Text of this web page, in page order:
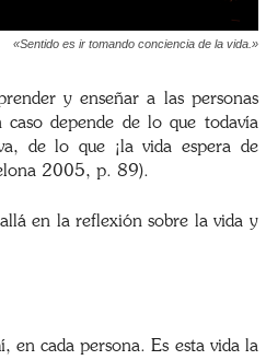
«Sentido es ir tomando conciencia de la vida.»
y enseñar a las personas
depende de lo que todavía
de lo que ¡la vida espera de
2005, p. 89).
en la reflexión sobre la vida y
en cada persona. Es esta vida la